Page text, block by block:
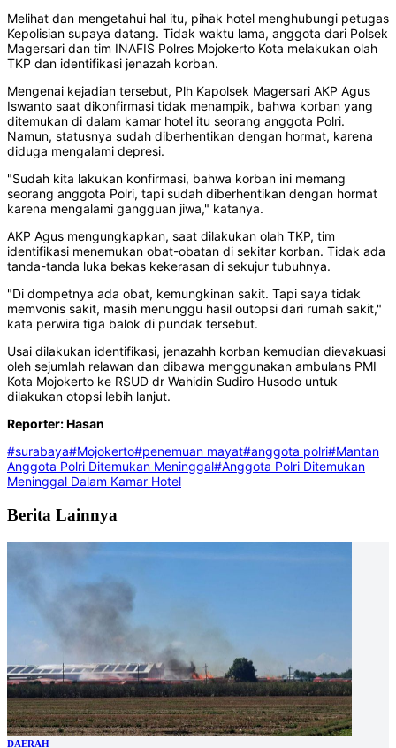
Melihat dan mengetahui hal itu, pihak hotel menghubungi petugas
Kepolisian supaya datang. Tidak waktu lama, anggota dari Polsek
Magersari dan tim INAFIS Polres Mojokerto Kota melakukan olah
TKP dan identifikasi jenazah korban.
Mengenai kejadian tersebut, Plh Kapolsek Magersari AKP Agus
Iswanto saat dikonfirmasi tidak menampik, bahwa korban yang
ditemukan di dalam kamar hotel itu seorang anggota Polri.
Namun, statusnya sudah diberhentikan dengan hormat, karena
diduga mengalami depresi.
"Sudah kita lakukan konfirmasi, bahwa korban ini memang
seorang anggota Polri, tapi sudah diberhentikan dengan hormat
karena mengalami gangguan jiwa," katanya.
AKP Agus mengungkapkan, saat dilakukan olah TKP, tim
identifikasi menemukan obat-obatan di sekitar korban. Tidak ada
tanda-tanda luka bekas kekerasan di sekujur tubuhnya.
"Di dompetnya ada obat, kemungkinan sakit. Tapi saya tidak
memvonis sakit, masih menunggu hasil outopsi dari rumah sakit,"
kata perwira tiga balok di pundak tersebut.
Usai dilakukan identifikasi, jenazahh korban kemudian dievakuasi
oleh sejumlah relawan dan dibawa menggunakan ambulans PMI
Kota Mojokerto ke RSUD dr Wahidin Sudiro Husodo untuk
dilakukan otopsi lebih lanjut.
Reporter: Hasan
#surabaya#Mojokerto#penemuan mayat#anggota polri#Mantan
Anggota Polri Ditemukan Meninggal#Anggota Polri Ditemukan
Meninggal Dalam Kamar Hotel
Berita Lainnya
DAERAH